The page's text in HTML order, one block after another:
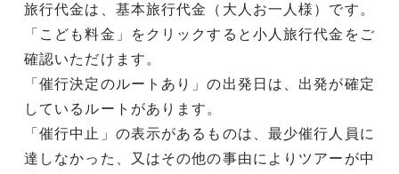
旅行代金は、基本旅行代金（大人お一人様）です。
「こども料金」をクリックすると小人旅行代金をご
確認いただけます。
「催行決定のルートあり」の出発日は、出発が確定
しているルートがあります。
「催行中止」の表示があるものは、最少催行人員に
達しなかった、又はその他の事由によりツアーが中